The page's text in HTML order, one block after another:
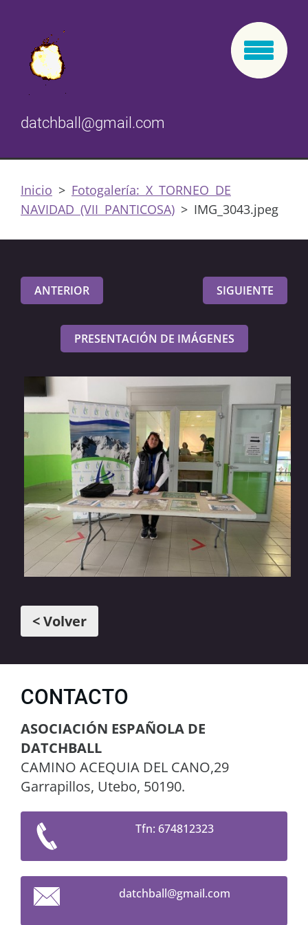
datchball@gmail.com
Inicio > Fotogalería: X TORNEO DE
NAVIDAD (VII PANTICOSA) > IMG_3043.jpeg
ANTERIOR SIGUIENTE
PRESENTACIÓN DE IMÁGENES
< Volver
CONTACTO
ASOCIACIÓN ESPAÑOLA DE
DATCHBALL
CAMINO ACEQUIA DEL CANO,29
Garrapillos, Utebo, 50190.
Tfn: 674812323
datchball@gmail.com